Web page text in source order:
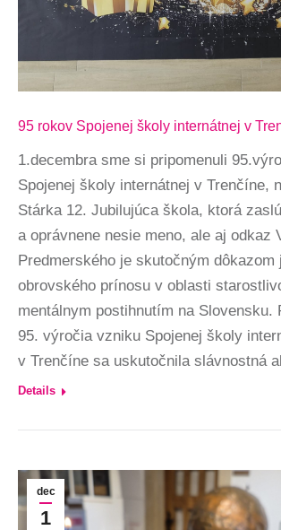
95 rokov Spojenej školy internátnej v
1.decembra sme si pripomenuli
Spojenej školy internátnej v Trenčíne,
Stárka 12. Jubilujúca škola, ktorá
a oprávnene nesie meno, ale aj odkaz
Predmerského je skutočným dôkazom
obrovského prínosu v oblasti
mentálnym postihnutím na Slovensku.
95. výročia vzniku Spojenej školy
v Trenčíne sa uskutočnila slávnostná
Details
dec
1